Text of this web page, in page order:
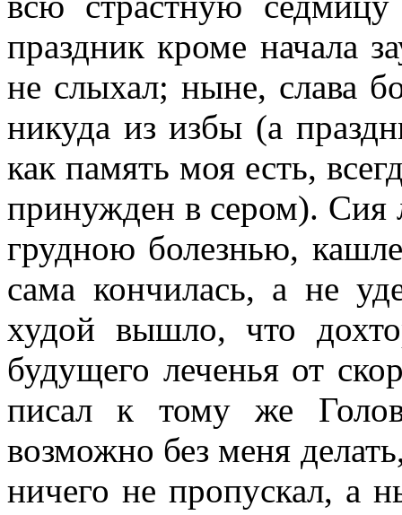
праздник кроме начала
не слыхал; ныне, слава
никуда из избы (а
как память моя есть,
принужден в сером). Сия
грудною болезнью,
сама кончилась, а не
худой вышло, что
будущего леченья от
писал к тому же
возможно без меня
ничего не пропускал, а